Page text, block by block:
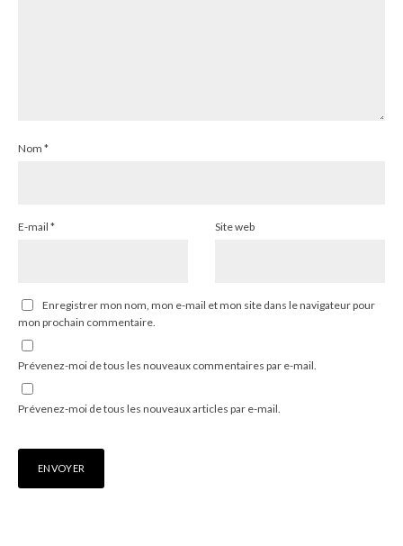
Nom *
E-mail * Site web
Enregistrer mon nom, mon e-mail et mon site dans le navigateur pour
mon prochain commentaire.
Prévenez-moi de tous les nouveaux commentaires par e-mail.
Prévenez-moi de tous les nouveaux articles par e-mail.